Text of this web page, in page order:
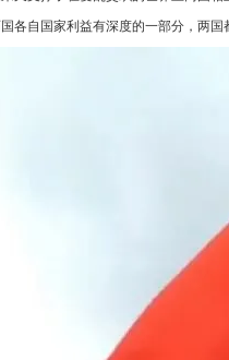
各自国家利益有深度的一部分，两